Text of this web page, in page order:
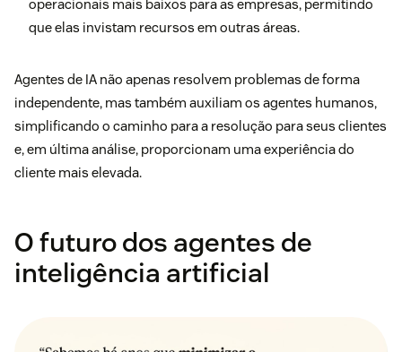
operacionais mais baixos para as empresas, permitindo
que elas invistam recursos em outras áreas.
Agentes de IA não apenas resolvem problemas de forma
independente, mas também auxiliam os agentes humanos,
simplificando o caminho para a resolução para seus clientes
e, em última análise, proporcionam uma experiência do
cliente mais elevada.
O futuro dos agentes de
inteligência artificial